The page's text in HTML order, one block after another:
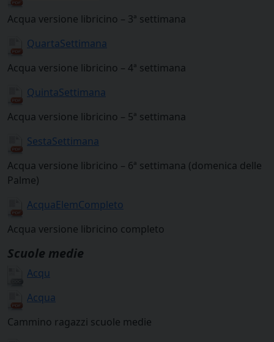
Acqua versione libricino – 3ª settimana
QuartaSettimana
Acqua versione libricino – 4ª settimana
QuintaSettimana
Acqua versione libricino – 5ª settimana
SestaSettimana
Acqua versione libricino – 6ª settimana (domenica delle
Palme)
AcquaElemCompleto
Acqua versione libricino completo
Scuole medie
Acqu
Acqua
Cammino ragazzi scuole medie